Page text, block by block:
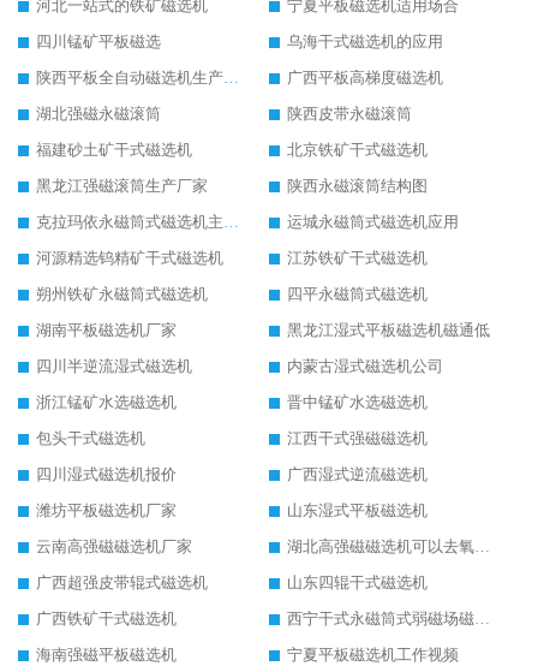
河北一站式的铁矿磁选机
宁夏平板磁选机适用场合
四川锰矿平板磁选
乌海干式磁选机的应用
陕西平板全自动磁选机生产厂家
广西平板高梯度磁选机
湖北强磁永磁滚筒
陕西皮带永磁滚筒
福建砂土矿干式磁选机
北京铁矿干式磁选机
黑龙江强磁滚筒生产厂家
陕西永磁滚筒结构图
克拉玛依永磁筒式磁选机主要技术参数
运城永磁筒式磁选机应用
河源精选钨精矿干式磁选机
江苏铁矿干式磁选机
朔州铁矿永磁筒式磁选机
四平永磁筒式磁选机
湖南平板磁选机厂家
黑龙江湿式平板磁选机磁通低
四川半逆流湿式磁选机
内蒙古湿式磁选机公司
浙江锰矿水选磁选机
晋中锰矿水选磁选机
包头干式磁选机
江西干式强磁磁选机
四川湿式磁选机报价
广西湿式逆流磁选机
潍坊平板磁选机厂家
山东湿式平板磁选机
云南高强磁磁选机厂家
湖北高强磁磁选机可以去氧化铝
广西超强皮带辊式磁选机
山东四辊干式磁选机
广西铁矿干式磁选机
西宁干式永磁筒式弱磁场磁选机结构图
海南强磁平板磁选机
宁夏平板磁选机工作视频